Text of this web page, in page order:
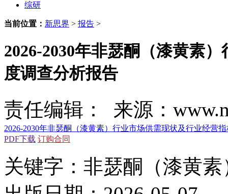
综研
当前位置： 新思界 > 报告 >
2026-2030年非瑟酮（漆黄素
度调查分析报告
责任编辑： 来源：
2026-2030年非瑟酮（漆黄素）行业市场供需现状及行业经营
PDF下载 订购合同
关键字：非瑟酮（漆黄素